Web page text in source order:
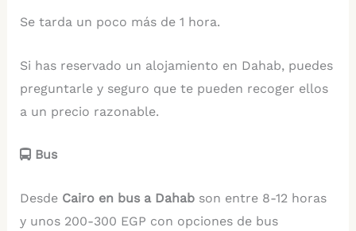
Se tarda un poco más de 1 hora.
Si has reservado un alojamiento en Dahab, puedes
preguntarle y seguro que te pueden recoger ellos
a un precio razonable.
Bus
Desde Cairo en bus a Dahabson entre 8-12 horas
y unos 200-300 EGP con opciones de bus